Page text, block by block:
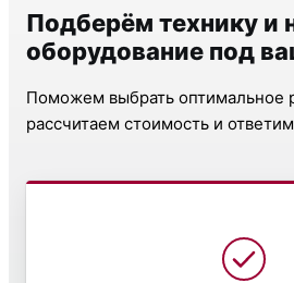
Подберём технику и
оборудование под
Поможем выбрать оптимальное
рассчитаем стоимость и